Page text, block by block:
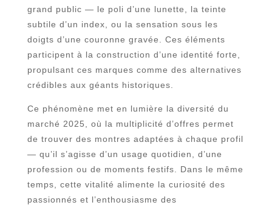
grand public — le poli d’une lunette, la teinte
subtile d’un index, ou la sensation sous les
doigts d’une couronne gravée. Ces éléments
participent à la construction d’une identité forte,
propulsant ces marques comme des alternatives
crédibles aux géants historiques.
Ce phénomène met en lumière la diversité du
marché 2025, où la multiplicité d’offres permet
de trouver des montres adaptées à chaque profil
— qu’il s’agisse d’un usage quotidien, d’une
profession ou de moments festifs. Dans le même
temps, cette vitalité alimente la curiosité des
passionnés et l’enthousiasme des